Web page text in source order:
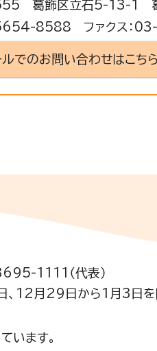
葛飾区立石5-13-1
8588 ファクス：
ルでのお問い合わせはこち
1111（代表）
、12月29日から1月3日を
います。